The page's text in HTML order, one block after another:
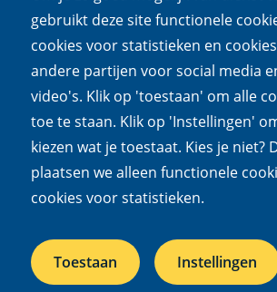
gebruikt deze site functionele
cookies voor statistieken en
andere partijen voor social media
video's. Klik op 'toestaan' om alle
toe te staan. Klik op 'Instellingen'
kiezen wat je toestaat. Kies je niet?
plaatsen we alleen functionele
cookies voor statistieken.
Toestaan Instellingen
communicatie@nioo.knaw.nl
Volg ons
Linkedin
link)
Instagram
(externe
link)
Bluesky
link)
Facebook
(externe
link)
link)
Cookies Privacy Responsible disclosure
Wet open overheid
Het NIOO is een onderdeel van de
Koninklijke
Akademie van Wetenschappen